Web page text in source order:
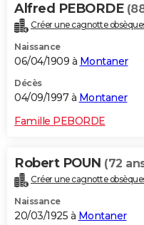
Alfred PEBORDE
Créer une cagnotte
Naissance
06/04/1909 à Montaner
Décès
04/09/1997 à Montaner
Famille PEBORDE
Robert POUN (72
Créer une cagnotte
Naissance
20/03/1925 à Montaner